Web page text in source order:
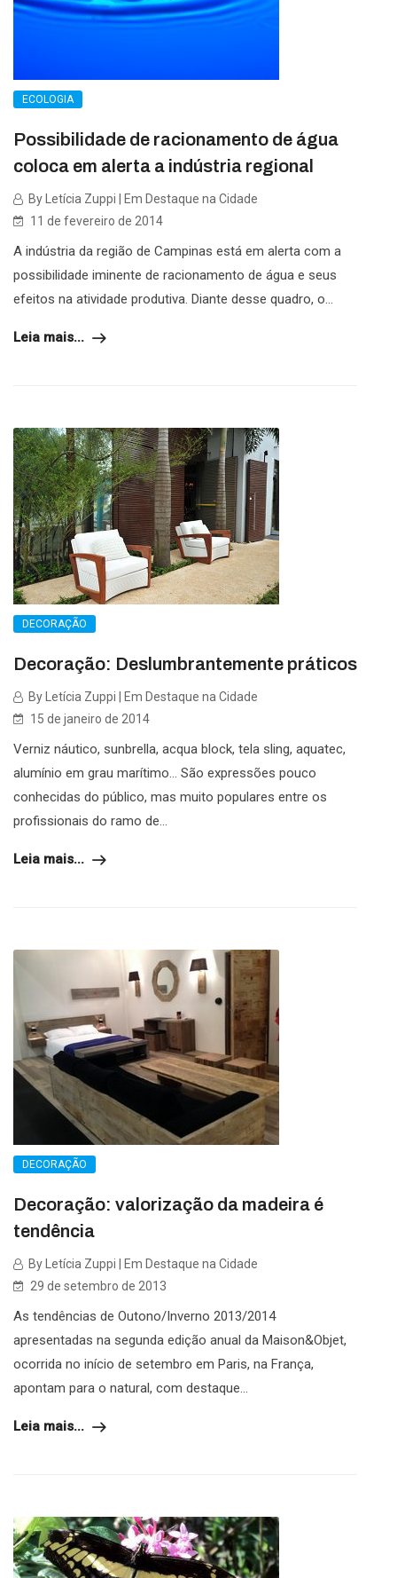
ECOLOGIA
Possibilidade de racionamento de água
coloca em alerta a indústria regional
By Letícia Zuppi | Em Destaque na Cidade
11 de fevereiro de 2014
A indústria da região de Campinas está em alerta com a
possibilidade iminente de racionamento de água e seus
efeitos na atividade produtiva. Diante desse quadro, o...
Leia mais...
DECORAÇÃO
Decoração: Deslumbrantemente práticos
By Letícia Zuppi | Em Destaque na Cidade
15 de janeiro de 2014
Verniz náutico, sunbrella, acqua block, tela sling, aquatec,
alumínio em grau marítimo… São expressões pouco
conhecidas do público, mas muito populares entre os
profissionais do ramo de...
Leia mais...
DECORAÇÃO
Decoração: valorização da madeira é
tendência
By Letícia Zuppi | Em Destaque na Cidade
29 de setembro de 2013
As tendências de Outono/Inverno 2013/2014
apresentadas na segunda edição anual da Maison&Objet,
ocorrida no início de setembro em Paris, na França,
apontam para o natural, com destaque...
Leia mais...